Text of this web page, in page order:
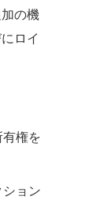
の機
ロイ
権を
ョン